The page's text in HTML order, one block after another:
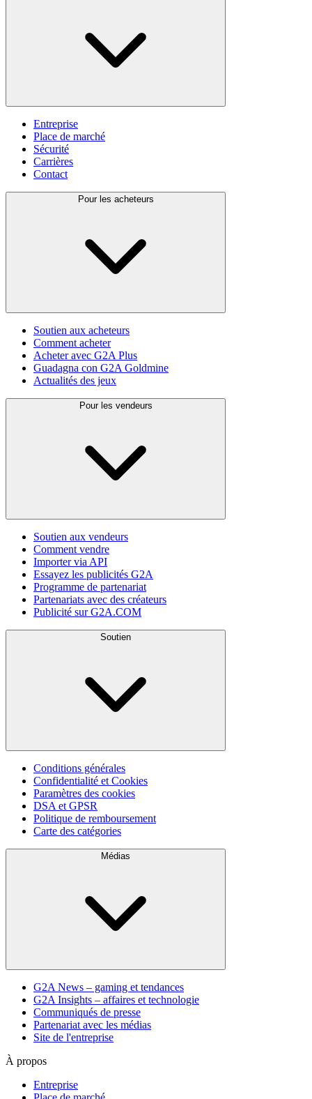
Entreprise
Place de marché
Sécurité
Carrières
Contact
Pour les acheteurs
Soutien aux acheteurs
Comment acheter
Acheter avec G2A Plus
Guadagna con G2A Goldmine
Actualités des jeux
Pour les vendeurs
Soutien aux vendeurs
Comment vendre
Importer via API
Essayez les publicités G2A
Programme de partenariat
Partenariats avec des créateurs
Publicité sur G2A.COM
Soutien
Conditions générales
Confidentialité et Cookies
Paramètres des cookies
DSA et GPSR
Politique de remboursement
Carte des catégories
Médias
G2A News – gaming et tendances
G2A Insights – affaires et technologie
Communiqués de presse
Partenariat avec les médias
Site de l'entreprise
À propos
Entreprise